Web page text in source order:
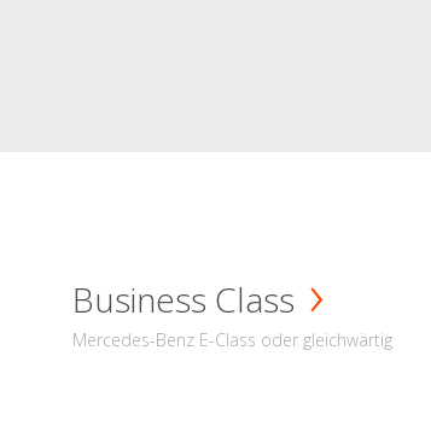
Business Class
Mercedes-Benz E-Class oder gleichwärtig